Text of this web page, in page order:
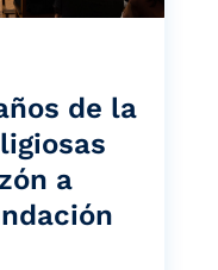
de la
a